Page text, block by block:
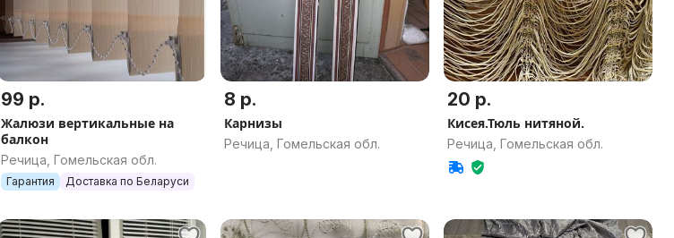
99 р.
Жалюзи вертикальные на
балкон
Речица, Гомельская обл.
Гарантия Доставка по Беларуси
8 р.
Карнизы
Речица, Гомельская обл.
20 р.
Кисея.Тюль нитяной.
Речица, Гомельская обл.